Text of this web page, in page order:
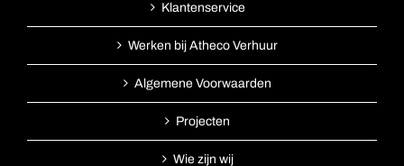
Klantenservice
Werken bij Atheco Verhuur
Algemene Voorwaarden
Projecten
Wie zijn wij